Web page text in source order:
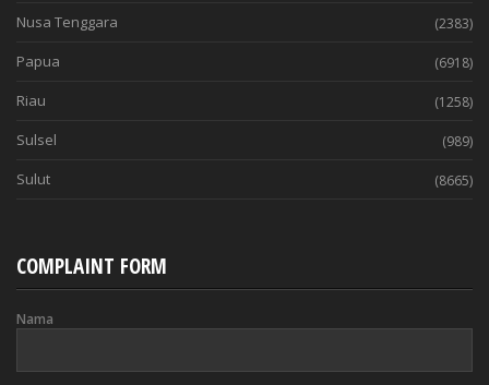
Nusa Tenggara (2383)
Papua (6918)
Riau (1258)
Sulsel (989)
Sulut (8665)
COMPLAINT FORM
Nama